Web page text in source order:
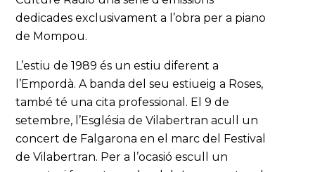
dedicades exclusivament a l’obra per a piano
de Mompou.
L’estiu de 1989 és un estiu diferent a
l’Empordà. A banda del seu estiueig a Roses,
també té una cita professional. El 9 de
setembre, l’Església de Vilabertran acull un
concert de Falgarona en el marc del Festival
de Vilabertran. Per a l’ocasió escull un